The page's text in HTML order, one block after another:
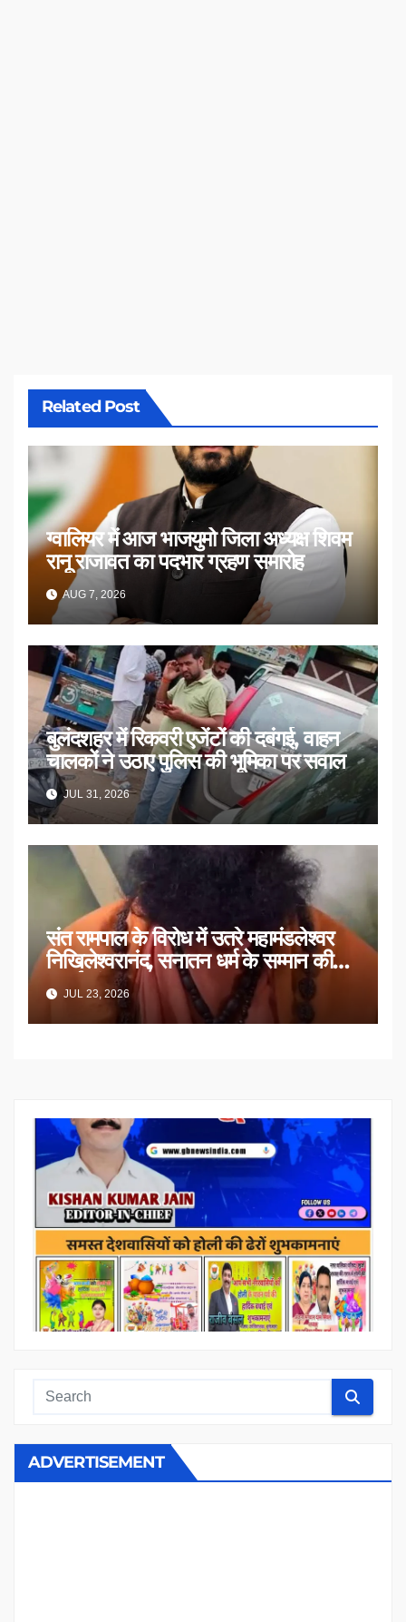
Related Post
ग्वालियर में आज भाजयुमो जिला अध्यक्ष शिवम
रानू राजावत का पदभार ग्रहण समारोह
AUG 7, 2026
बुलंदशहर में रिकवरी एजेंटों की दबंगई, वाहन
चालकों ने उठाए पुलिस की भूमिका पर सवाल
JUL 31, 2026
संत रामपाल के विरोध में उतरे महामंडलेश्वर
निखिलेश्वरानंद, सनातन धर्म के सम्मान की
उठाई मांग
JUL 23, 2026
ADVERTISEMENT